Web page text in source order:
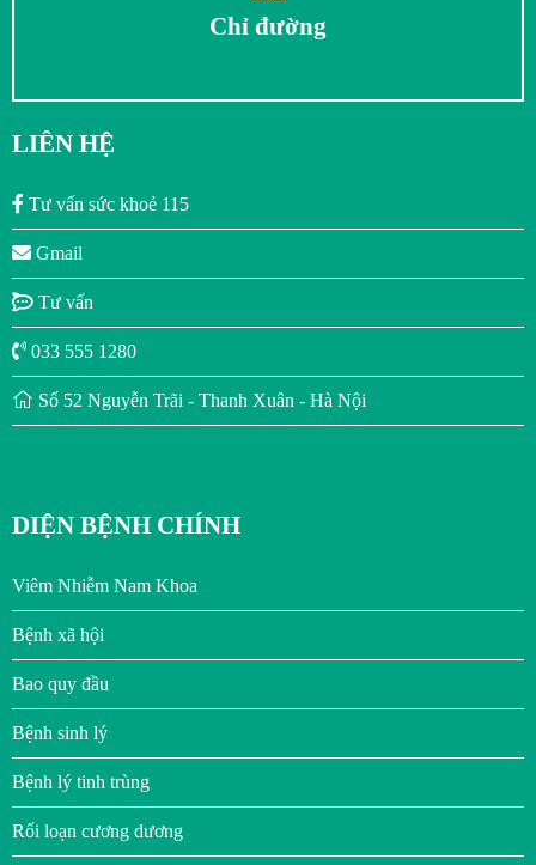
Chỉ đường
LIÊN HỆ
Tư vấn sức khoẻ 115
Gmail
Tư vấn
033 555 1280
Số 52 Nguyễn Trãi - Thanh Xuân - Hà Nội
DIỆN BỆNH CHÍNH
Viêm Nhiễm Nam Khoa
Bệnh xã hội
Bao quy đầu
Bệnh sinh lý
Bệnh lý tinh trùng
Rối loạn cương dương